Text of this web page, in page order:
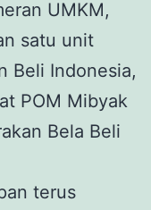
UMKM,
satu unit
Beli Indonesia,
POM Mibyak
Bela Beli
terus